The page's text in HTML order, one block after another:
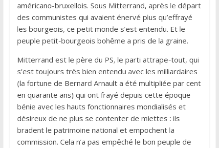
américano-bruxellois. Sous Mitterrand, après le départ
des communistes qui avaient énervé plus qu’effrayé
les bourgeois, ce petit monde s’est entendu. Et le
peuple petit-bourgeois bohême a pris de la graine.
Mitterrand est le père du PS, le parti attrape-tout, qui
s’est toujours très bien entendu avec les milliardaires
(la fortune de Bernard Arnault a été multipliée par cent
en quarante ans) qui ont frayé depuis cette époque
bénie avec les hauts fonctionnaires mondialisés et
désireux de ne plus se contenter de miettes : ils
bradent le patrimoine national et empochent la
commission. Cela n’a pas empêché le bon peuple de